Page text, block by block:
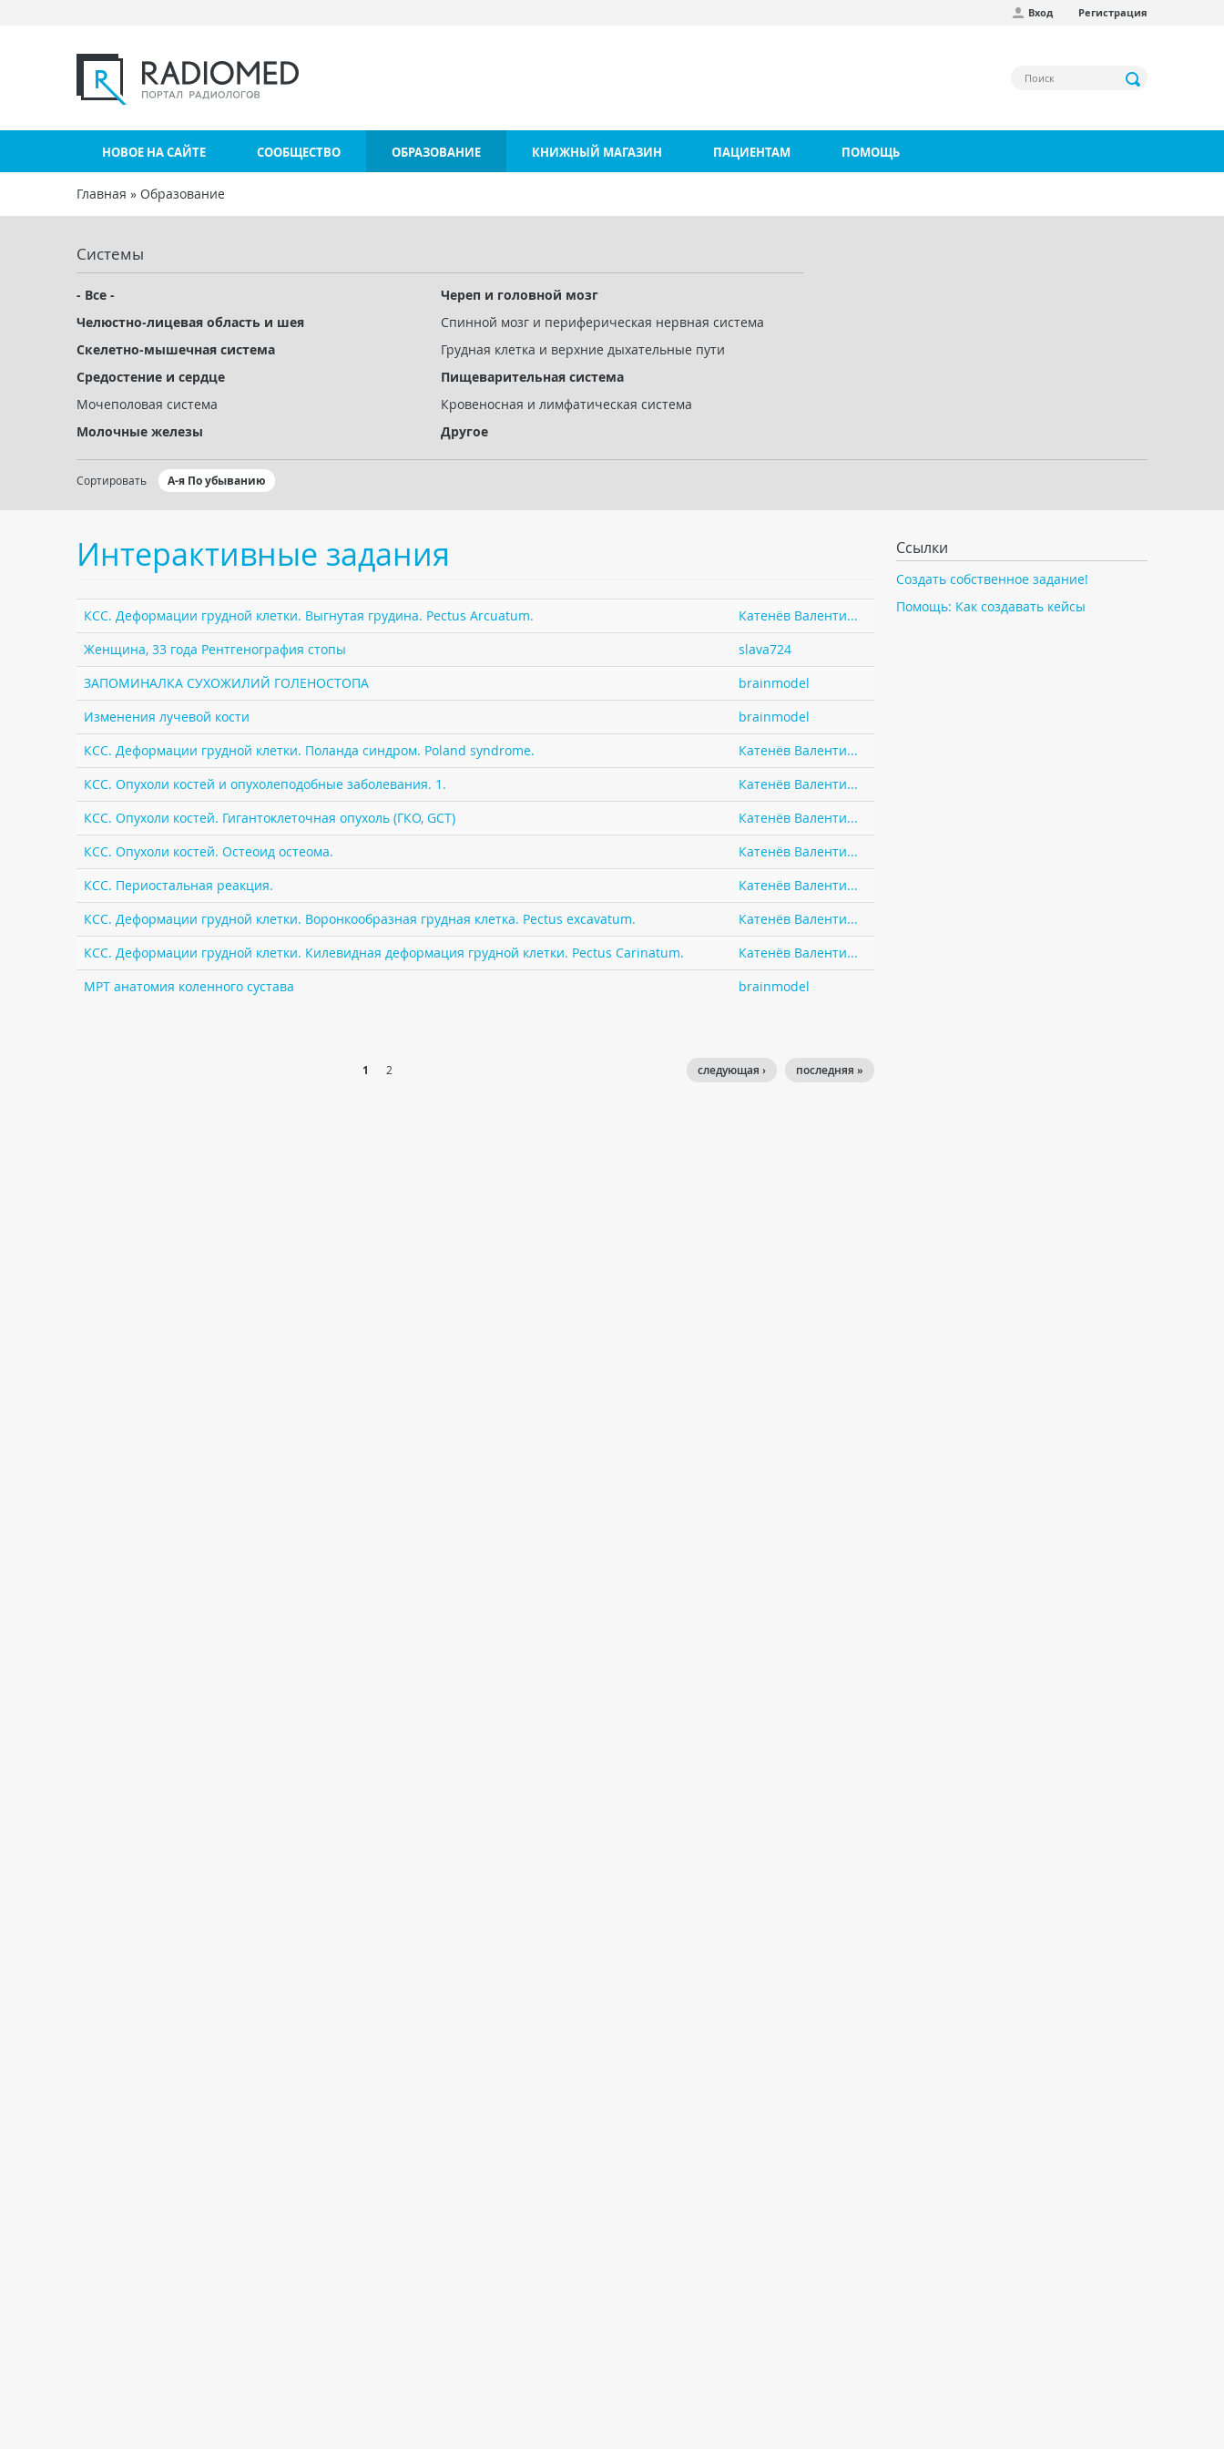
Вход Регистрация
НОВОЕ НА САЙТЕ СООБЩЕСТВО ОБРАЗОВАНИЕ КНИЖНЫЙ МАГАЗИН ПАЦИЕНТАМ ПОМОЩЬ
Вы здесь
Главная » Образование
Системы
- Все -
Череп и головной мозг
Челюстно-лицевая область и шея
Спинной мозг и периферическая нервная система
Скелетно-мышечная система
Грудная клетка и верхние дыхательные пути
Средостение и сердце
Пищеварительная система
Мочеполовая система
Кровеносная и лимфатическая система
Молочные железы
Другое
Сортировать А-я По убыванию
Интерактивные задания
КСС. Деформации грудной клетки. Выгнутая грудина. Pectus Arcuatum.
Катенёв Валенти...
Женщина, 33 года Рентгенография стопы
slava724
ЗАПОМИНАЛКА СУХОЖИЛИЙ ГОЛЕНОСТОПА
brainmodel
Изменения лучевой кости
brainmodel
КСС. Деформации грудной клетки. Поланда синдром. Poland syndrome.
Катенёв Валенти...
КСС. Опухоли костей и опухолеподобные заболевания. 1.
Катенёв Валенти...
КСС. Опухоли костей. Гигантоклеточная опухоль (ГКО, GCT)
Катенёв Валенти...
КСС. Опухоли костей. Остеоид остеома.
Катенёв Валенти...
КСС. Периостальная реакция.
Катенёв Валенти...
КСС. Деформации грудной клетки. Воронкообразная грудная клетка. Pectus excavatum.
Катенёв Валенти...
КСС. Деформации грудной клетки. Килевидная деформация грудной клетки. Pectus Carinatum.
Катенёв Валенти...
МРТ анатомия коленного сустава
brainmodel
1 2 последняя »
следующая ›
Ссылки
Создать собственное задание!
Помощь: Как создавать кейсы